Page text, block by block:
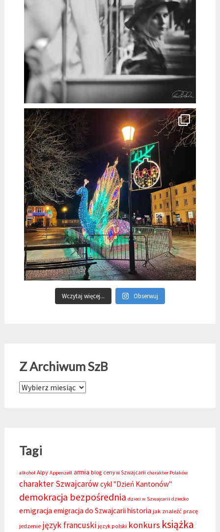
Wczytaj więcej... Obserwuj
Z Archiwum SzB
Z Archiwum SzB
Tagi
alkohol Alpy Appenzell armia blog ceny w Szwajcarii charakter Polaków
charakter Szwajcarów cykl "Dzień Kantonów"
demokracja bezpośrednia dzieci w Szwajcarii dziecko
emigracjaemigracja do Szwajcarii historia jak znaleźć pracę
jedzenie język francuski język polski konkurs książka